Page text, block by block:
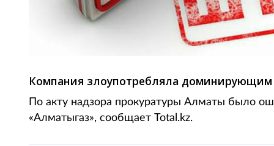
Компания злоупотребляла
По акту надзора прокуратуры Алматы было
«Алматыгаз», сообщает Total.kz.